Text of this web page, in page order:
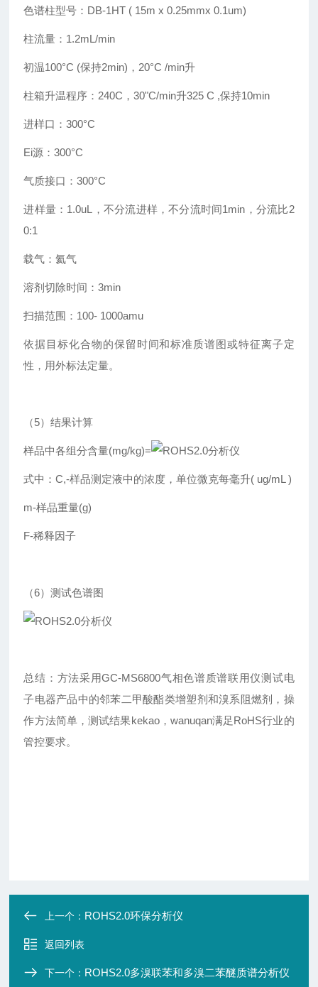
色谱柱型号：DB-1HT ( 15m x 0.25mmx 0.1um)
柱流量：1.2mL/min
初温100°C (保持2min)，20°C /min升
柱箱升温程序：240C，30"C/min升325 C ,保持10min
进样口：300°C
Ei源：300°C
气质接口：300°C
进样量：1.0uL，不分流进样，不分流时间1min，分流比2
0:1
载气：氦气
溶剂切除时间：3min
扫描范围：100- 1000amu
依据目标化合物的保留时间和标准质谱图或特征离子定
性，用外标法定量。
（5）结果计算
样品中各组分含量(mg/kg)=
式中：C,-样品测定液中的浓度，单位微克每毫升( ug/mL )
m-样品重量(g)
F-稀释因子
（6）测试色谱图
总结：方法采用GC-MS6800气相色谱质谱联用仪测试电
子电器产品中的邻苯二甲酸酯类增塑剂和溴系阻燃剂，操
作方法简单，测试结果kekao，wanuqan满足RoHS行业的
管控要求。
上一个： ROHS2.0环保分析仪
返回列表
下一个： ROHS2.0多溴联苯和多溴二苯醚质谱分析仪